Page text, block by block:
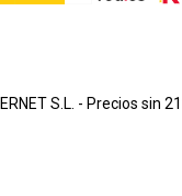
S.L. - Precios sin